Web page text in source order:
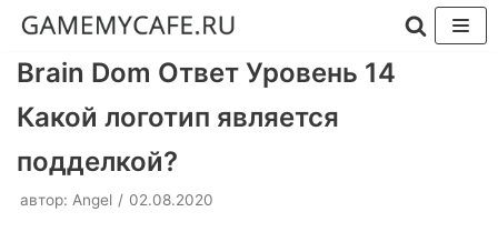
Перейти
содержимому
Brain Dom Ответ Уровень 14
Какой логотип является
подделкой?
автор: Angel 02.08.2020